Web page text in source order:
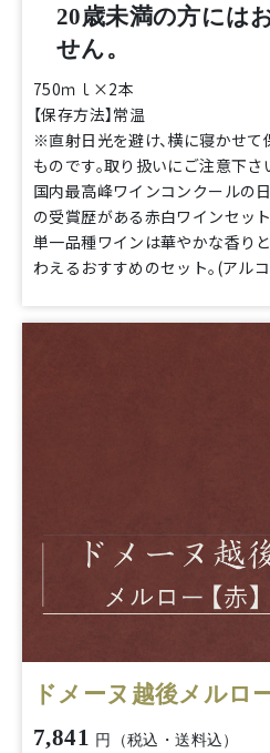
20歳未満の方には
せん。
750ｍｌ×2本
【保存方法】常温
※直射日光を避け、横に寝かせて
ものです。取り扱いにご注意下さ
国内最高峰ワインコンクールの
の受賞歴がある赤白ワインセッ
単一品種ワインは華やかな香り
わえるおすすめのセット。(アル
ドメーヌ越後メルロ
7,841 円（税込・送料込）